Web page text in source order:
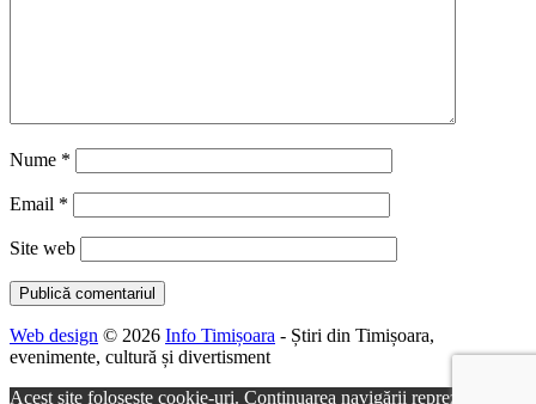
Nume *
Email *
Site web
Web design © 2026 Info Timișoara - Știri din Timișoara,
evenimente, cultură și divertisment
Acest site folosește cookie-uri. Continuarea navigării reprezintă